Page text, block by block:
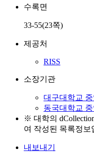
수록면
33-55(23쪽)
제공처
RISS
소장기관
대구대학교
동국대학교
※ 대학의
여 작성된 목록정보
내보내기